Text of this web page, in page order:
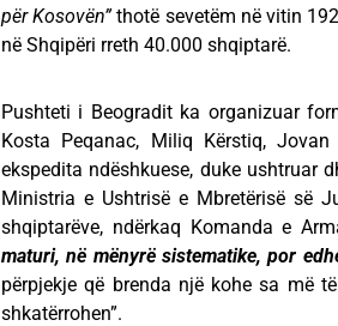
për Kosovën”thotë sevetëm në vitin
në Shqipëri rreth 40.000 shqiptarë.
Pushteti i Beogradit ka organizuar
Kosta Peqanac, Miliq Kërstiq,
ekspedita ndëshkuese, duke ushtruar
Ministria e Ushtrisë e Mbretërisë së
shqiptarëve, ndërkaq Komanda e
maturi, në mënyrë sistematike, por
përpjekje që brenda një kohe sa më
shkatërrohen”.